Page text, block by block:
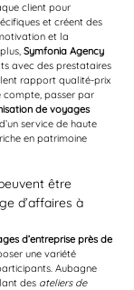
client pour
et créent des
et la
Symfonia Agency
avec des prestataires
rapport qualité-prix
compte, passer par
de voyages
service de haute
en patrimoine
être
d’affaires à
d’entreprise près de
une variété
Aubagne
des ateliers de